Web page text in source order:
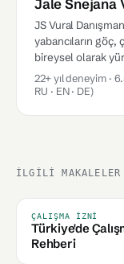
Jale Snejana
JS Vural
yabancıların göç,
bireysel olarak
22+ yıl deneyim ·
RU · EN · DE)
İLGILI MAKALELER
ÇALIŞMA İZNI
Türkiye'de
Rehberi